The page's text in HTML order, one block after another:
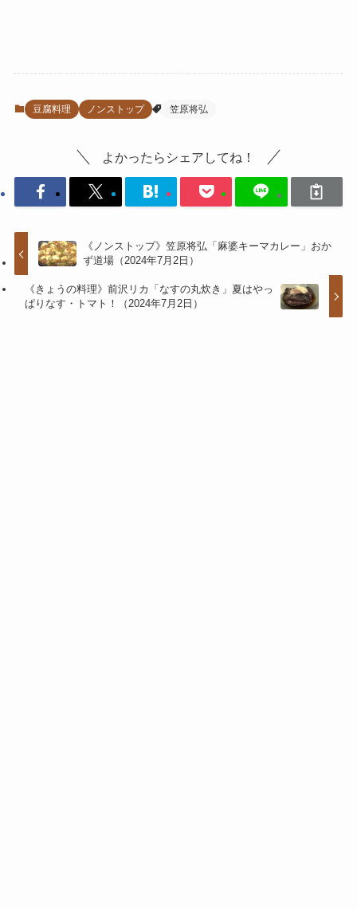
豆腐料理 ノンストップ 笠原将弘
よかったらシェアしてね！
《ノンストップ》笠原将弘「麻婆キーマカレー」おか
ず道場（2024年7月2日）
《きょうの料理》前沢リカ「なすの丸炊き」夏はやっ
ぱりなす・トマト！（2024年7月2日）